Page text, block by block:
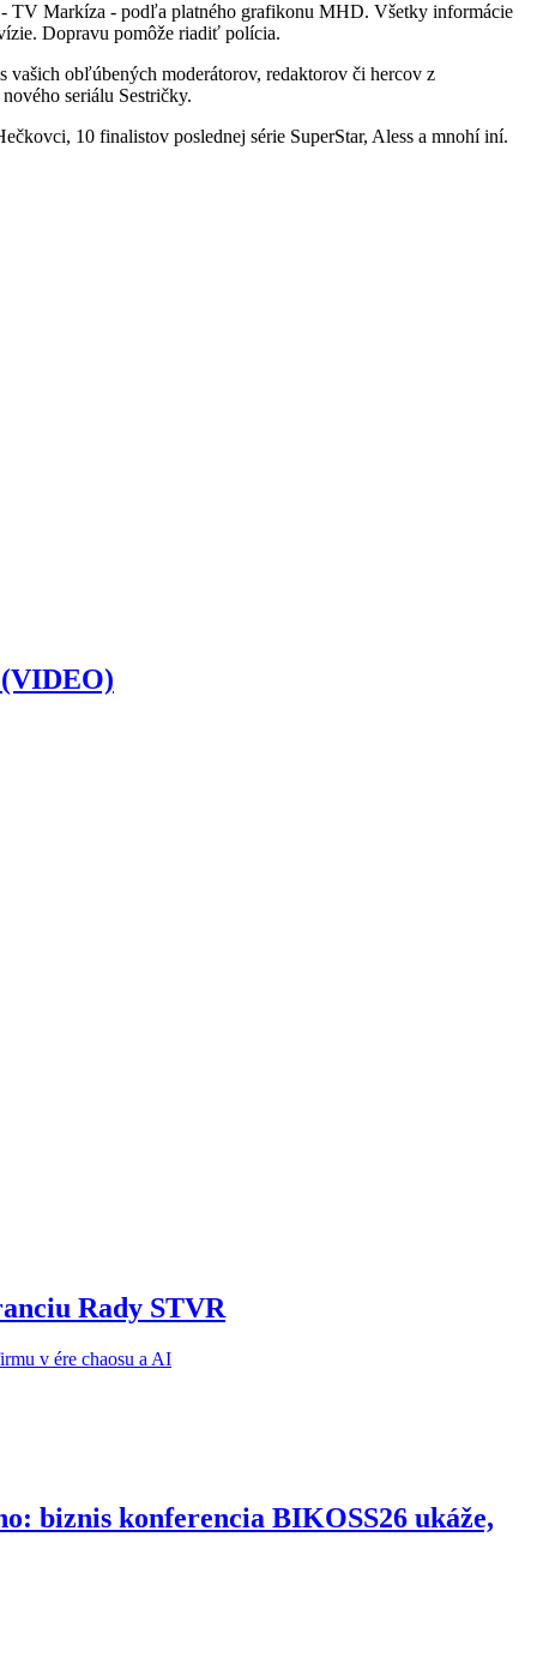
TV Markíza - podľa platného grafikonu MHD. Všetky informácie
Dopravu pomôže riadiť polícia.
vašich obľúbených moderátorov, redaktorov či hercov z
seriálu Sestričky.
10 finalistov poslednej série SuperStar, Aless a mnohí iní.
(VIDEO)
Rady STVR
biznis konferencia BIKOSS26 ukáže,